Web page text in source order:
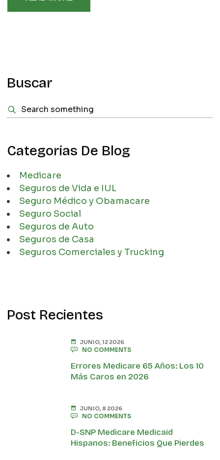
Buscar
Categorias De Blog
Medicare
Seguros de Vida e IUL
Seguro Médico y Obamacare
Seguro Social
Seguros de Auto
Seguros de Casa
Seguros Comerciales y Trucking
Post Recientes
JUNIO, 12 2026
NO COMMENTS
Errores Medicare 65 Años: Los 10
Más Caros en 2026
JUNIO, 8 2026
NO COMMENTS
D-SNP Medicare Medicaid
Hispanos: Beneficios Que Pierdes